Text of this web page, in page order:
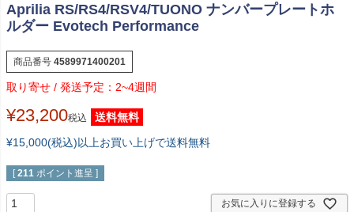
Aprilia RS/RS4/RSV4/TUONO ナンバープレートホ
ルダー Evotech Performance
商品番号 4589971400201
2~4週間
¥23,200税込
送料無料
¥15,000(税込)以上お買い上げで送料無料
[ 211 ポイント進呈 ]
お気に入りに登録する